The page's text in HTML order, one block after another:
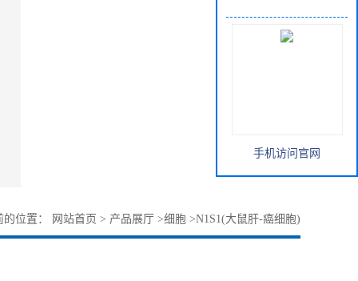
的位置： 网站首页 > 产品展厅 >细胞 >N1S1(大鼠肝-癌细胞)
手机访问官网